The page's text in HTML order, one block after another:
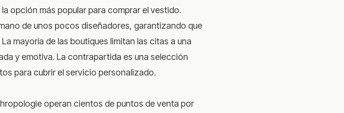
opción más popular para comprar el vestido.
de unos pocos diseñadores, garantizando que
mayoría de las boutiques limitan las citas a una
y emotiva. La contrapartida es una selección
para cubrir el servicio personalizado.
operan cientos de puntos de venta por